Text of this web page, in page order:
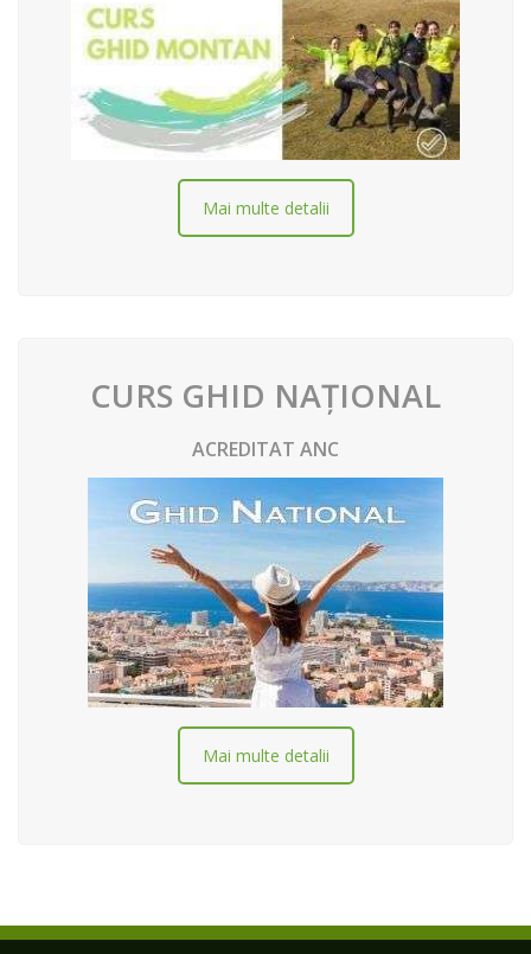
Mai multe detalii
CURS GHID NAȚIONAL
ACREDITAT ANC
Mai multe detalii